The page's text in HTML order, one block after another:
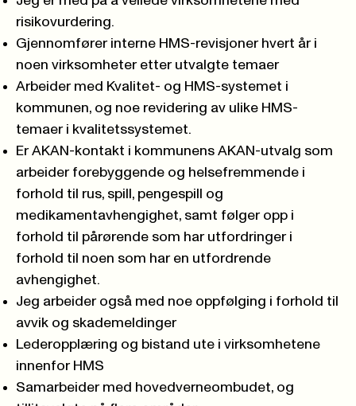
risikovurdering.
Gjennomfører interne HMS-revisjoner hvert år i
noen virksomheter etter utvalgte temaer
Arbeider med Kvalitet- og HMS-systemet i
kommunen, og noe revidering av ulike HMS-
temaer i kvalitetssystemet.
Er AKAN-kontakt i kommunens AKAN-utvalg som
arbeider forebyggende og helsefremmende i
forhold til rus, spill, pengespill og
medikamentavhengighet, samt følger opp i
forhold til pårørende som har utfordringer i
forhold til noen som har en utfordrende
avhengighet.
Jeg arbeider også med noe oppfølging i forhold til
avvik og skademeldinger
Lederopplæring og bistand ute i virksomhetene
innenfor HMS
Samarbeider med hovedverneombudet, og